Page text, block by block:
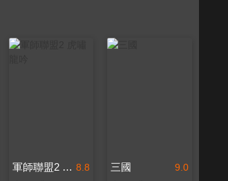
8.8
軍師聯盟2 虎嘯龍吟 9.0
三國